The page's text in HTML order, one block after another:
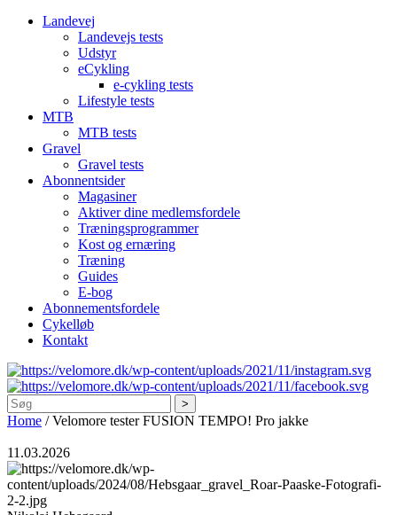
Landevej
Landevejs tests
Udstyr
eCykling
e-cykling tests
Lifestyle tests
MTB
MTB tests
Gravel
Gravel tests
Abonnentsider
Magasiner
Aktiver dine medlemsfordele
Træningsprogrammer
Kost og ernæring
Træning
Guides
E-bog
Abonnementsfordele
Cykelløb
Kontakt
Søg
Home /Velomore tester FUSION TEMPO! Pro jakke
11.03.2026